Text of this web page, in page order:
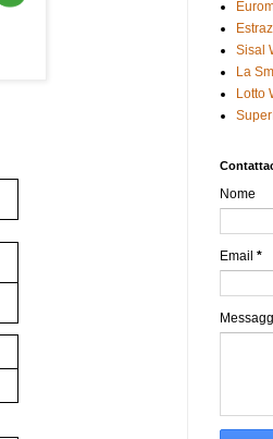
Sisal
La
Lotto
Nome
Email *